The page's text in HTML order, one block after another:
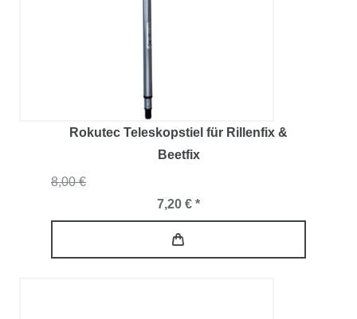
Rokutec Teleskopstiel für Rillenfix &
Beetfix
8,00 €
7,20 € *